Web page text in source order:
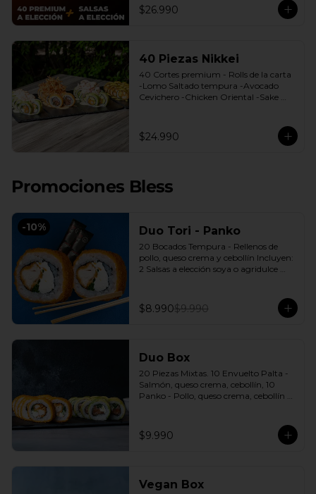
$26.990
40 Piezas Nikkei
40 Cortes premium - Rolls de la carta
-Lomo Saltado tempura -Avocado
Cevichero -Chicken Oriental -Sake
$24.990
Promociones Bless
-10% Duo Tori - Panko
20 Bocados Tempura - Rellenos de
pollo, queso crema y cebollín Incluyen:
2 Salsas a elección soya o agridulce
$8.990$9.990
Duo Box
20 Piezas Mixtas. 10 Envuelto Palta -
Salmón, queso crema, cebollín, 10
Panko - Pollo, queso crema, cebollín
$9.990
Vegan Box